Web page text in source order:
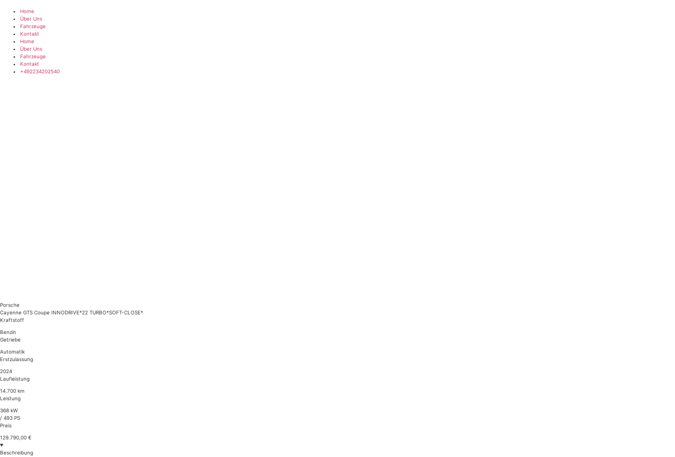
springen
Home
Über Uns
Fahrzeuge
Kontakt
Home
Über Uns
Fahrzeuge
Kontakt
+492234202540
Porsche
Cayenne GTS Coupe INNODRIVE*22 TURBO*SOFT-CLOSE*
Kraftstoff
Benzin
Getriebe
Automatik
Erstzulassung
2024
Laufleistung
14.700 km
Leistung
368 kW
/ 493 PS
Preis
129.790,00 €
Beschreibung